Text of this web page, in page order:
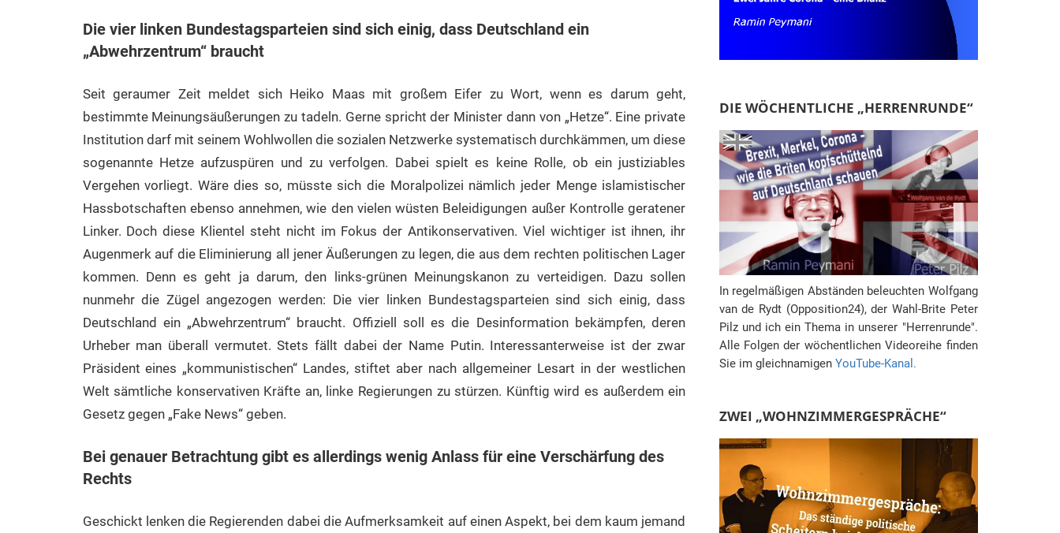
Die vier linken Bundestagsparteien sind sich einig, dass Deutschland ein
„Abwehrzentrum“ braucht
Seit geraumer Zeit meldet sich Heiko Maas mit großem Eifer zu Wort, wenn es darum geht,
bestimmte Meinungsäußerungen zu tadeln. Gerne spricht der Minister dann von „Hetze“. Eine private
Institution darf mit seinem Wohlwollen die sozialen Netzwerke systematisch durchkämmen, um diese
sogenannte Hetze aufzuspüren und zu verfolgen. Dabei spielt es keine Rolle, ob ein justiziables
Vergehen vorliegt. Wäre dies so, müsste sich die Moralpolizei nämlich jeder Menge islamistischer
Hassbotschaften ebenso annehmen, wie den vielen wüsten Beleidigungen außer Kontrolle geratener
Linker. Doch diese Klientel steht nicht im Fokus der Antikonservativen. Viel wichtiger ist ihnen, ihr
Augenmerk auf die Eliminierung all jener Äußerungen zu legen, die aus dem rechten politischen Lager
kommen. Denn es geht ja darum, den links-grünen Meinungskanon zu verteidigen. Dazu sollen
nunmehr die Zügel angezogen werden: Die vier linken Bundestagsparteien sind sich einig, dass
Deutschland ein „Abwehrzentrum“ braucht. Offiziell soll es die Desinformation bekämpfen, deren
Urheber man überall vermutet. Stets fällt dabei der Name Putin. Interessanterweise ist der zwar
Präsident eines „kommunistischen“ Landes, stiftet aber nach allgemeiner Lesart in der westlichen
Welt sämtliche konservativen Kräfte an, linke Regierungen zu stürzen. Künftig wird es außerdem ein
Gesetz gegen „Fake News“ geben.
Bei genauer Betrachtung gibt es allerdings wenig Anlass für eine Verschärfung des
Rechts
Geschickt lenken die Regierenden dabei die Aufmerksamkeit auf einen Aspekt, bei dem kaum jemand
DIE WÖCHENTLICHE „HERRENRUNDE“
In regelmäßigen Abständen beleuchten Wolfgang
van de Rydt (Opposition24), der Wahl-Brite Peter
Pilz und ich ein Thema in unserer "Herrenrunde".
Alle Folgen der wöchentlichen Videoreihe finden
Sie im gleichnamigen YouTube-Kanal.
ZWEI „WOHNZIMMERGESPRÄCHE“